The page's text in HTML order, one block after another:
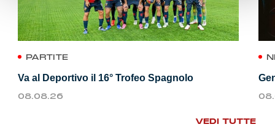
PARTITE
Va al Deportivo il 16° Trofeo Spagnolo
08.08.26
VEDI TUTTE